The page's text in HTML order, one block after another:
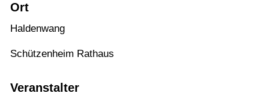
Ort
Haldenwang
Schützenheim Rathaus
Veranstalter